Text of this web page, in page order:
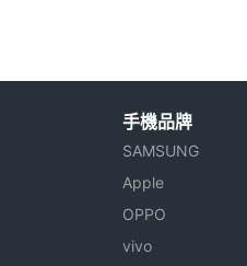
通訊與網路
上網方式
手機品牌
SAMSUNG
Apple
OPPO
vivo